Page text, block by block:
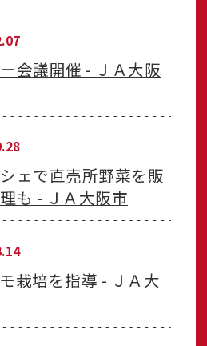
会議開催 - ＪＡ大阪
ェで直売所野菜を販
も - ＪＡ大阪市
栽培を指導 - ＪＡ大